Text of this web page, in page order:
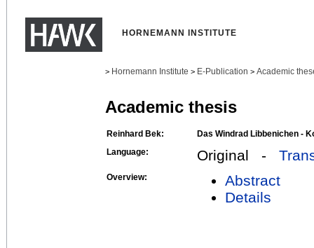
HORNEMANN INSTITUTE
> Hornemann Institute > E-Publication > Academic
Academic thesis
Reinhard Bek:
Das Windrad Libbenichen -
Language:
Original -
Overview:
Abstract
Details